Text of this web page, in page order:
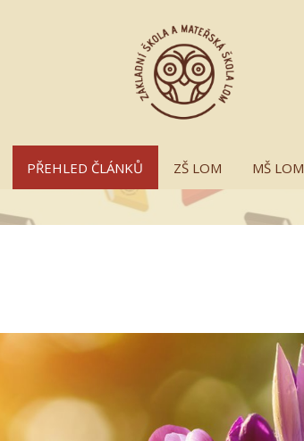
PŘEHLED ČLÁNKŮ ZŠ LOM MŠ LOM